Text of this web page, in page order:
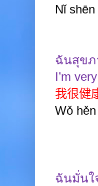
Nǐ
ฉันสุขภ
I’m
我很健
Wǒ
ฉันมั่นใ